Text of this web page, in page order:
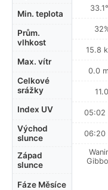
Min. teplota
Prům.
vlhkost
Max. vítr
Celkové
srážky
Index UV
Východ
slunce
Západ
slunce
Fáze Měsíce
15.8
0.0
11.0
05:02
06:20